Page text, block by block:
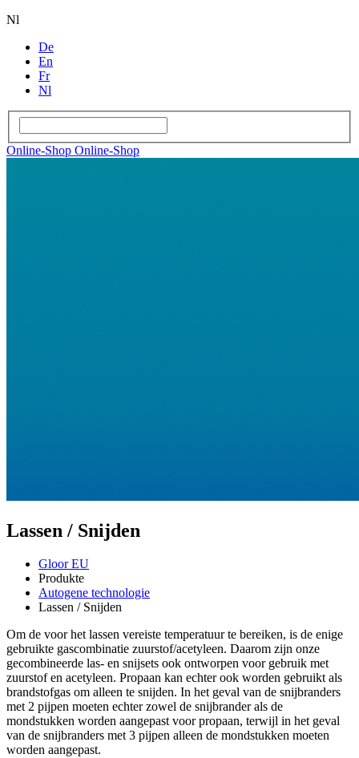
Nl
De
En
Fr
Nl
Online-Shop Online-Shop
Lassen / Snijden
Gloor EU
Produkte
Autogene technologie
Lassen / Snijden
Om de voor het lassen vereiste temperatuur te bereiken, is de enige
gebruikte gascombinatie zuurstof/acetyleen. Daarom zijn onze
gecombineerde las- en snijsets ook ontworpen voor gebruik met
zuurstof en acetyleen. Propaan kan echter ook worden gebruikt als
brandstofgas om alleen te snijden. In het geval van de snijbranders
met 2 pijpen moeten echter zowel de snijbrander als de
mondstukken worden aangepast voor propaan, terwijl in het geval
van de snijbranders met 3 pijpen alleen de mondstukken moeten
worden aangepast.